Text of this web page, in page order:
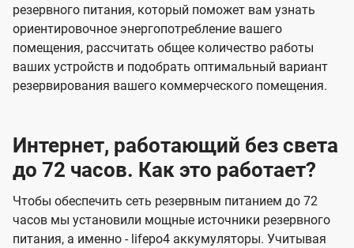
резервного питания, который поможет вам узнать
ориентировочное энергопотребление вашего
помещения, рассчитать общее количество работы
ваших устройств и подобрать оптимальный вариант
резервирования вашего коммерческого помещения.
Интернет, работающий без света
до 72 часов. Как это работает?
Чтобы обеспечить сеть резервным питанием до 72
часов мы установили мощные источники резервного
питания, а именно - lifepo4 аккумуляторы. Учитывая